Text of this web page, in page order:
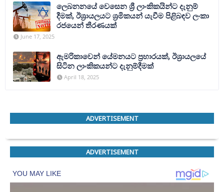
ලෙබනනයේ වෙසෙන ශ්‍රී ලාංකිකයින්ට දැනුම්
දීමක්, ඊශ්‍රායලයට ශ්‍රමිකයන් යැවීම පිළිබඳව ලංකා
රජයෙන් තීරණයක්
June 17, 2025
ඇමරිකාවෙන් යේමනයට ප්‍රහාරයක්, ඊශ්‍රායලයේ
සිටින ලාංකිකයන්ට දැනුම්දීමක්
April 18, 2025
ADVERTISEMENT
ADVERTISEMENT